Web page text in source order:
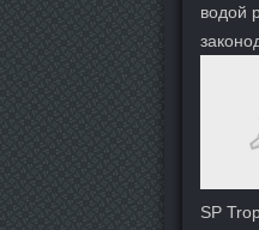
водой
SP